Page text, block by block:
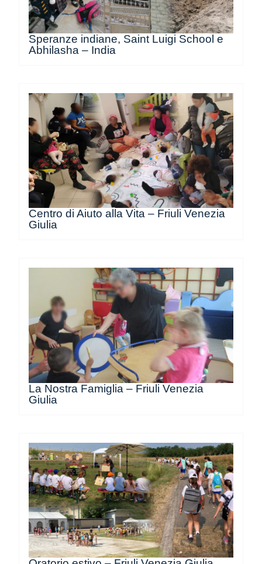
Speranze indiane, Saint Luigi School e
Abhilasha – India
Centro di Aiuto alla Vita – Friuli Venezia
Giulia
La Nostra Famiglia – Friuli Venezia
Giulia